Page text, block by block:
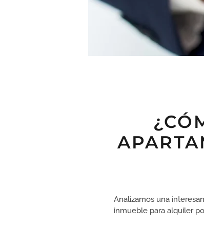
Analizamos una
inmueble para alquiler